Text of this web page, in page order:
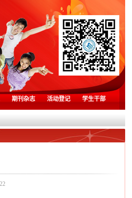
期刊杂志 活动登记 学生干部